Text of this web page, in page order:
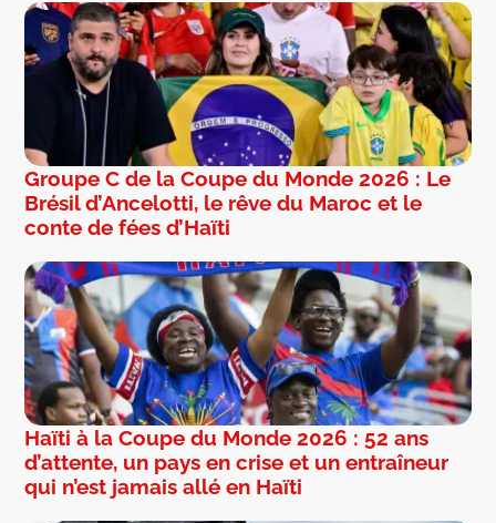
Groupe C de la Coupe du Monde 2026 : Le
Brésil d’Ancelotti, le rêve du Maroc et le
conte de fées d’Haïti
Haïti à la Coupe du Monde 2026 : 52 ans
d’attente, un pays en crise et un entraîneur
qui n’est jamais allé en Haïti